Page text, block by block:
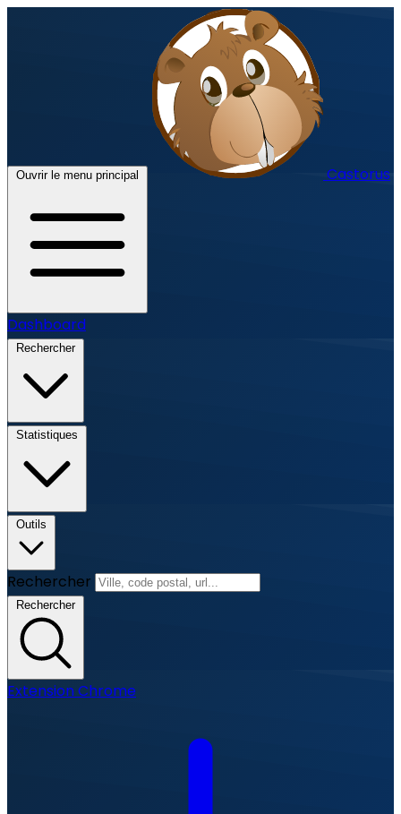
Ouvrir le menu principal Castorus
Dashboard
Rechercher
Statistiques
Outils
Rechercher
Rechercher
Extension Chrome